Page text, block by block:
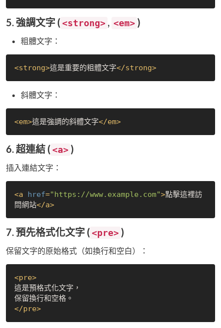
5. 強調文字 (<strong> , <em> )
粗體文字：
<strong>這是重要的粗體文字</strong>
斜體文字：
<em>這是強調的斜體文字</em>
6. 超連結 (<a> )
插入連結文字：
<a href="https://www.example.com">點擊這裡訪
問網站</a>
7. 預先格式化文字 (<pre> )
保留文字的原始格式（如換行和空白）：
<pre>
這是預格式化文字，
</pre>